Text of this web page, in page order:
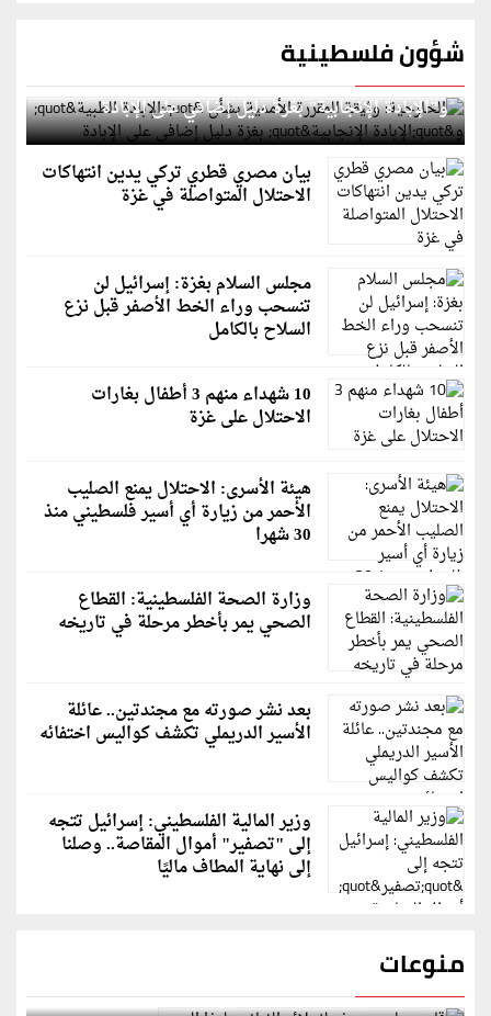
شؤون فلسطينية
الخارجية: وثيقة المقررة الأممية بشأن "الإبادة الطبية"
و"الإبادة الإنجابية" بغزة دليل إضافي على الإبادة
بيان مصري قطري تركي يدين انتهاكات
الاحتلال المتواصلة في غزة
مجلس السلام بغزة: إسرائيل لن
تنسحب وراء الخط الأصفر قبل نزع
السلاح بالكامل
10 شهداء منهم 3 أطفال بغارات
الاحتلال على غزة
هيئة الأسرى: الاحتلال يمنع الصليب
الأحمر من زيارة أي أسير فلسطيني منذ
30 شهرا
وزارة الصحة الفلسطينية: القطاع
الصحي يمر بأخطر مرحلة في تاريخه
بعد نشر صورته مع مجندتين.. عائلة
الأسير الدريملي تكشف كواليس اختفائه
وزير المالية الفلسطيني: إسرائيل تتجه
إلى "تصفير" أموال المقاصة.. وصلنا
إلى نهاية المطاف ماليًا
منوعات
قاسم ملحو يعتذر لزملائه الفنانين لهذا السبب